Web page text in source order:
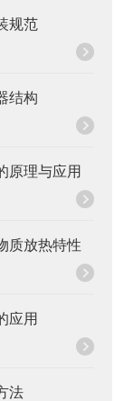
规范
结构
原理与应用
质放热特性
应用
法